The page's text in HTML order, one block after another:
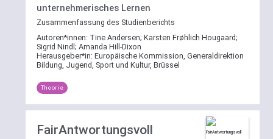
unternehmerisches Lernen
Zusammenfassung des Studienberichts
Autoren*innen: Tine Andersen; Karsten Frøhlich Hougaard;
Sigrid Nindl ; Amanda Hill-Dixon
Herausgeber*in: Europäische Kommission, Generaldirektion
Bildung, Jugend, Sport und Kultur, Brüssel
Theorie
FairAntwortungsvoll